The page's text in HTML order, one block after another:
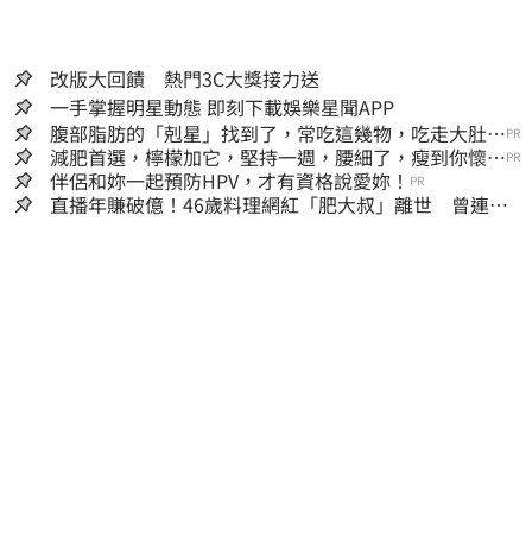
改版大回饋 熱門3C大獎接力送
一手掌握明星動態 即刻下載娛樂星聞APP
腹部脂肪的「剋星」找到了，常吃這幾物，吃走大肚
囊，瘦出小蠻腰
PR
減肥首選，檸檬加它，堅持一週，腰細了，瘦到你懷疑
人生
PR
伴侶和妳一起預防HPV，才有資格說愛妳！ PR
直播年賺破億！46歲料理網紅「肥大叔」離世 曾連播